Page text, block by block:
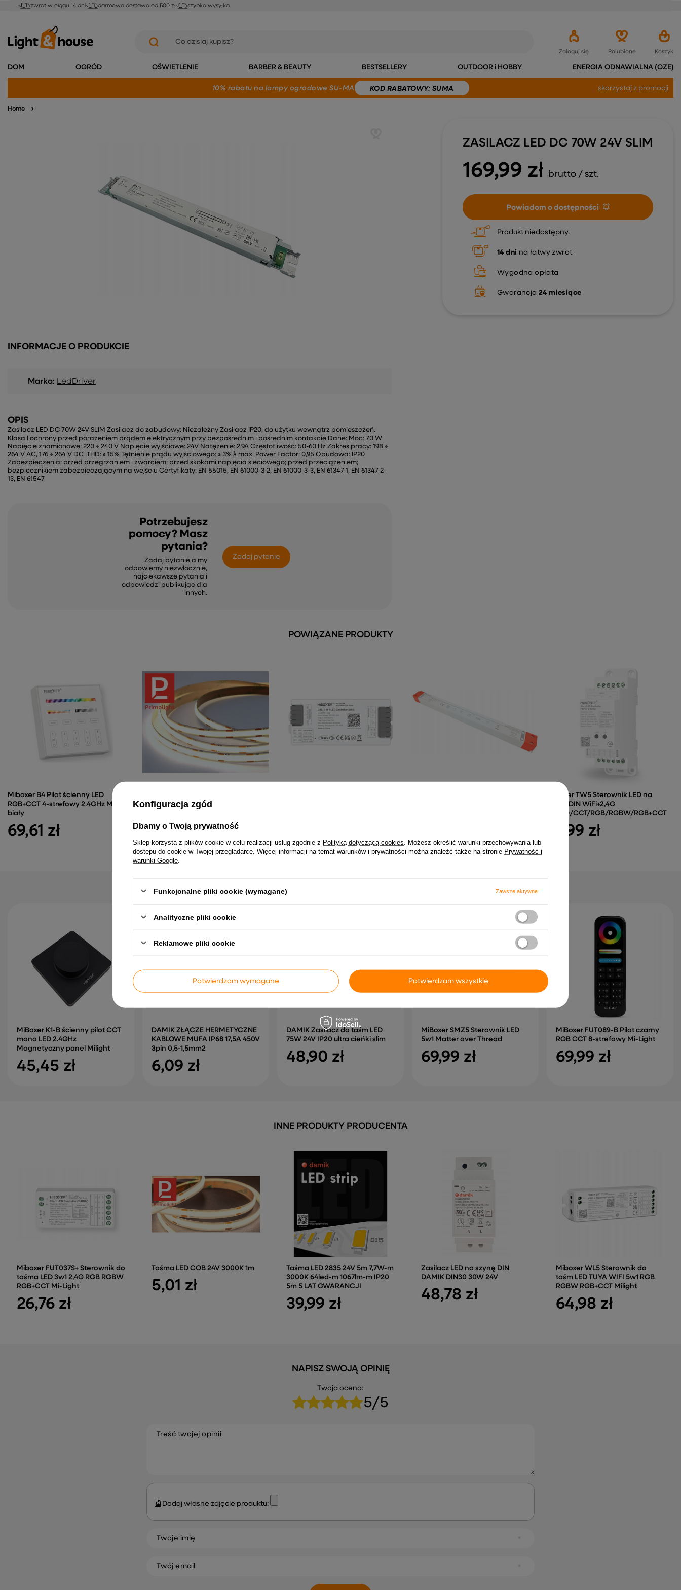
zwrot w ciągu 14 dni darmowa dostawa od 500 zł szybka wysyłka
Zaloguj się Polubione Koszyk
DOM OGRÓD OŚWIETLENIE BARBER & BEAUTY BESTSELLERY OUTDOOR i HOBBY ENERGIA ODNAWIALNA (OZE)
10% rabatu na lampy ogrodowe SU-MA KOD RABATOWY: SUMA skorzystaj z promocji
Home
169,99 zł brutto / szt.
Powiadom o dostępności
ZASILACZ LED DC 70W 24V SLIM
Produkt niedostępny
14 dni na łatwy zwrot
Wygodna opłata
Gwarancja 24 miesiące
INFORMACJE O PRODUKCIE
Marka: LedDriver
OPIS
Zasilacz LED DC 70W 24V SLIM Zasilacz do zabudowy: Niezależny Zasilacz IP20, do użytku wewnątrz pomieszczeń.
Klasa I ochrony przed porażeniem prądem elektrycznym przy bezpośrednim i pośrednim kontakcie Dane: Moc: 70 W
Napięcie znamionowe: 220 ÷ 240 V Napięcie wyjściowe: 24V Natężenie: 2,9A Częstotliwość: 50-60 Hz Zakres pracy: 198 ÷
264 V AC, 176 ÷ 264 V DC iTHD: ≥ 15% Tętnienie prądu wyjściowego: ≤ 3% λ max. Power Factor: 0,95 Obudowa: IP20
Zabezpieczenia: przed przegrzaniem i zwarciem; przed skokami napięcia sieciowego; przed przeciążeniem;
bezpiecznikiem zabezpieczającym na wejściu Certyfikaty: EN 55015, EN 61000-3-2, EN 61000-3-3, EN 61347-1, EN 61347-2-
13, EN 61547
Potrzebujesz
pomocy? Masz
pytania?
Zadaj pytanie a my
odpowiemy niezwłocznie,
najciekawsze pytania i
odpowiedzi publikując dla
innych.
Zadaj pytanie
POWIĄZANE PRODUKTY
Miboxer B4 Pilot ścienny LED
RGB+CCT 4-strefowy 2.4GHz Milight
biały
69,61 zł
5,01 zł
MiBoxer TW5 Sterownik LED na
szynę DIN WiFi+2,4G
MONO/CCT/RGB/RGBW/RGB+CCT
79,99 zł
NAJCZĘŚCIEJ KUPOWANE RAZEM
MiBoxer K1-B ścienny pilot CCT
mono LED 2.4GHz
Magnetyczny panel Milight
45,45 zł
DAMIK ZŁĄCZE HERMETYCZNE
KABLOWE MUFA IP68 17,5A 450V
3pin 0,5-1,5mm2
6,09 zł
DAMIK Zasilacz do taśm LED
75W 24V IP20 ultra cieńki slim
48,90 zł
MiBoxer SMZ5 Sterownik LED
5w1 Matter over Thread
69,99 zł
MiBoxer FUT089-B Pilot czarny
RGB CCT 8-strefowy Mi-Light
69,99 zł
INNE PRODUKTY PRODUCENTA
Miboxer FUT037S+ Sterownik do
taśma LED 3w1 2,4G RGB RGBW
RGB+CCT Mi-Light
26,76 zł
Taśma LED COB 24V 3000K 1m
5,01 zł
Taśma LED 2835 24V 5m 7,7W-m
3000K 64led-m 1067lm-m IP20
5m 5 LAT GWARANCJI
39,99 zł
Zasilacz LED na szynę DIN
DAMIK DIN30 30W 24V
48,78 zł
Miboxer WL5 Sterownik do
taśm LED TUYA WIFI 5w1 RGB
RGBW RGB+CCT Milight
64,98 zł
NAPISZ SWOJĄ OPINIĘ
Twoja ocena:
5/5
Treść twojej opinii
Dodaj własne zdjęcie produktu:
Twoje imię
Twój email
Konfiguracja zgód
Dbamy o Twoją prywatność
Sklep korzysta z plików cookie w celu realizacji usług zgodnie z Polityką dotyczącą cookies . Możesz określić warunki przechowywania lub
dostępu do cookie w Twojej przeglądarce. Więcej informacji na temat warunków i prywatności można znaleźć także na stronie Prywatność i
warunki Google
Funkcjonalne pliki cookie (wymagane) Zawsze aktywne
Analityczne pliki cookie
Reklamowe pliki cookie
Potwierdzam wymagane Potwierdzam wszystkie